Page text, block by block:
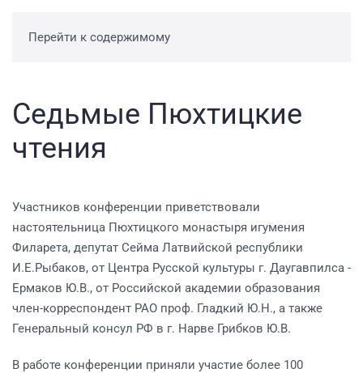
Перейти к содержимому
Седьмые Пюхтицкие
чтения
Участников конференции приветствовали
настоятельница Пюхтицкого монастыря игумения
Филарета, депутат Сейма Латвийской республики
И.Е.Рыбаков, от Центра Русской культуры г. Даугавпилса -
Ермаков Ю.В., от Российской академии образования
член-корреспондент РАО проф. Гладкий Ю.Н., а также
Генеральный консул РФ в г. Нарве Грибков Ю.В.
В работе конференции приняли участие более 100